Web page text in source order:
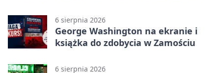
6 sierpnia 2026
George Washington na ekranie i
książka do zdobycia w Zamościu
6 sierpnia 2026